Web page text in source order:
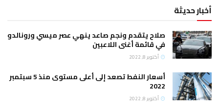
أخبار حديثة
صلاح يتقدم ونجم صاعد ينهي عصر ميسي ورونالدو
في قائمة أغنى اللاعبين
أكتوبر 8, 2022
أسعار النفط تصعد إلى أعلى مستوى منذ 5 سبتمبر
2022
أكتوبر 8, 2022